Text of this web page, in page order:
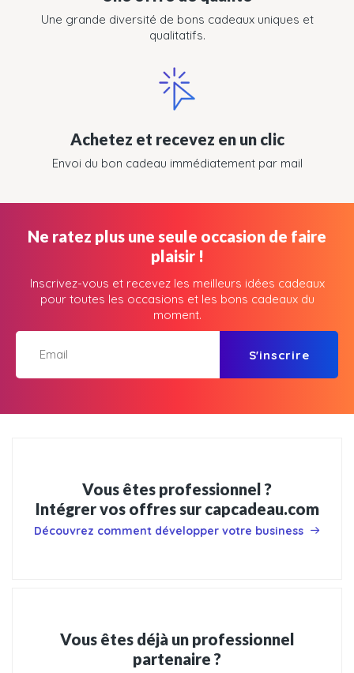
Une grande diversité de bons cadeaux uniques et
qualitatifs.
Achetez et recevez en un clic
Envoi du bon cadeau immédiatement par mail
Ne ratez plus une seule occasion de faire
plaisir !
Inscrivez-vous et recevez les meilleurs idées cadeaux
pour toutes les occasions et les bons cadeaux du
moment.
S'inscrire
Vous êtes professionnel ?
Intégrer vos offres sur capcadeau.com
Découvrez comment développer votre business
Vous êtes déjà un professionnel
partenaire ?